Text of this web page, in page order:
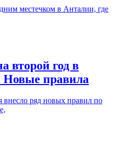
местечком в Анталии, где
второй год в
Новые правила
внесло ряд новых правил по